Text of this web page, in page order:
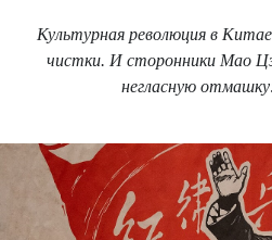
Культурная революция в
чистки. И сторонники Мао
негласную